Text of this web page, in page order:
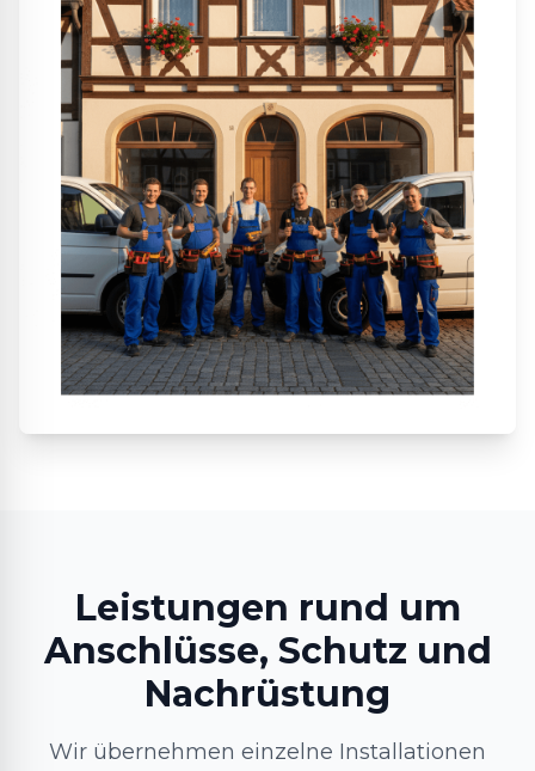
Leistungen rund um
Anschlüsse, Schutz und
Nachrüstung
Wir übernehmen einzelne Installationen